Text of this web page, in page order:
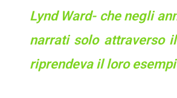
Lynd Ward- che negli
narrati solo attraverso
riprendeva il loro